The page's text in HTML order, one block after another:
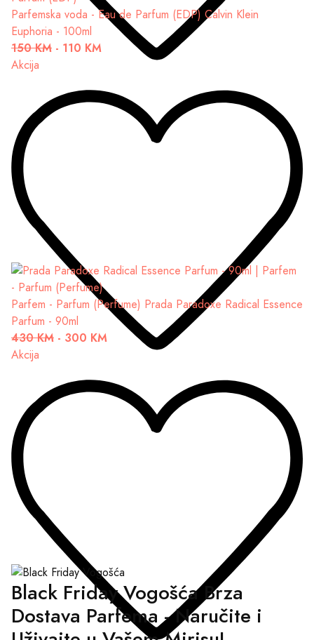
Parfemska voda - Eau de Parfum (EDP) Calvin Klein
Euphoria - 100ml
150 KM - 110 KM
Akcija
Parfem - Parfum (Perfume) Prada Paradoxe Radical Essence
Parfum - 90ml
430 KM - 300 KM
Akcija
Black Friday Vogošća Brza
Dostava Parfema - Naručite i